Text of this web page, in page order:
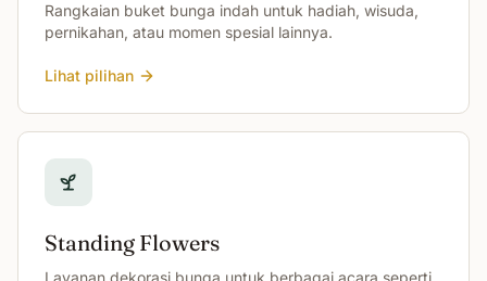
Rangkaian buket bunga indah untuk hadiah, wisuda,
pernikahan, atau momen spesial lainnya.
Lihat pilihan
Standing Flowers
Layanan dekorasi bunga untuk berbagai acara seperti